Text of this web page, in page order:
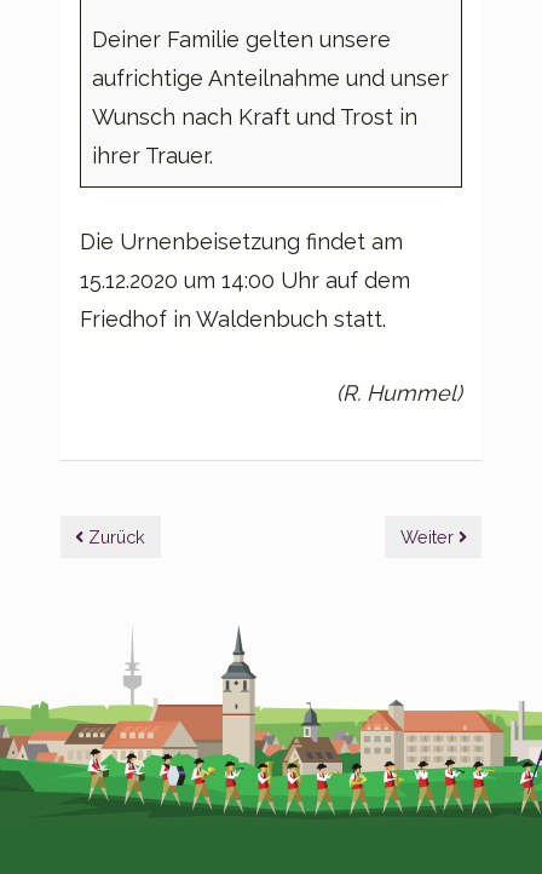
Deiner Familie gelten unsere
aufrichtige Anteilnahme und unser
Wunsch nach Kraft und Trost in
ihrer Trauer.
Die Urnenbeisetzung findet am
15.12.2020 um 14:00 Uhr auf dem
Friedhof in Waldenbuch statt.
(R. Hummel)
Beitragsnavigation
Zurück Weiter